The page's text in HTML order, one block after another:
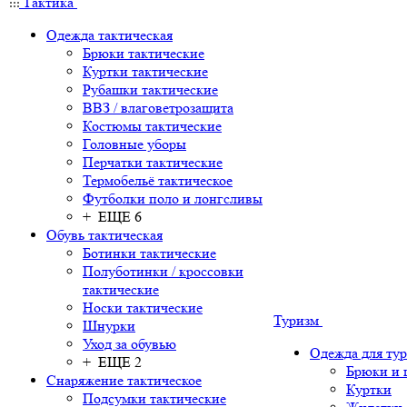
Одежда тактическая
Брюки тактические
Куртки тактические
Рубашки тактические
ВВЗ / влаговетрозащита
Костюмы тактические
Головные уборы
Перчатки тактические
Термобельё тактическое
Футболки поло и лонгсливы
+ ЕЩЕ 6
Обувь тактическая
Ботинки тактические
Полуботинки / кроссовки
тактические
Носки тактические
Шнурки
Уход за обувью
+ ЕЩЕ 2
Снаряжение тактическое
Подсумки тактические
Туризм
Одежда для
Брюки и
Куртки